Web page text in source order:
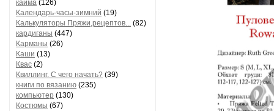
кайма (126)
Календарь-часы-зимний (19)
Калькуляторы Пряжи,рецептов... (82)
кардиганы (447)
Карманы (26)
Каши (13)
Квас (2)
Квиллинг. С чего начать? (39)
книги по вязанию (235)
компьютер (130)
Костюмы (67)